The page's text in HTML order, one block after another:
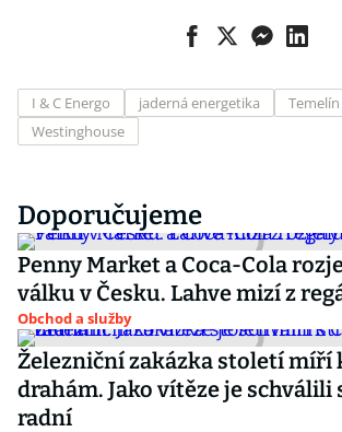
I & C Energo jaderná energetika
Temelín
Westinghouse
Doporučujeme
Penny Market a Coca-Cola
válku v Česku. Lahve mizí z
Obchod a služby
Železniční zakázka století míří
drahám. Jako vítěze je
radní